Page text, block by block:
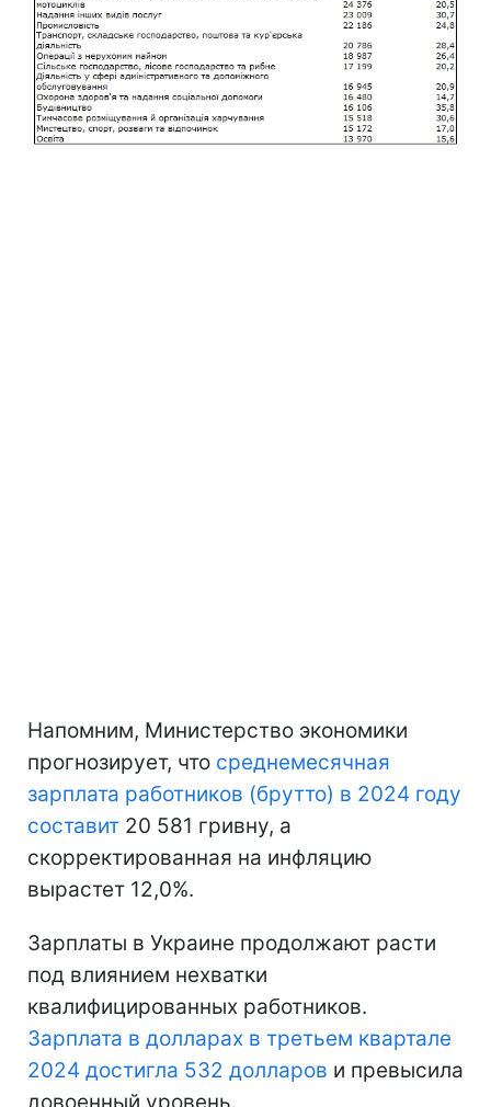
Напомним, Министерство экономики
прогнозирует, что среднемесячная
зарплата работников (брутто) в 2024 году
составит 20 581 гривну, а
скорректированная на инфляцию
вырастет 12,0%.
Зарплаты в Украине продолжают расти
под влиянием нехватки
квалифицированных работников.
Зарплата в долларах в третьем квартале
2024 достигла 532 долларов и превысила